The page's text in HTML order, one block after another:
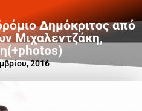
Δημόκριτος από
Μιχαλεντζάκη,
2016